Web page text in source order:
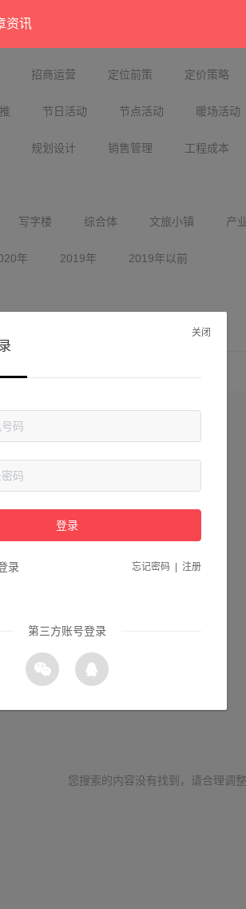
资讯
招商运营 定位前策 定价策略
节日活动 节点活动 暖场活动
规划设计 销售管理 工程成本
写字楼 综合体 文旅小镇 产
年 2019年 2019年以前
您搜索的内容没有找到，请合理调
关闭
登录
录 忘记密码 注册
第三方账号登录